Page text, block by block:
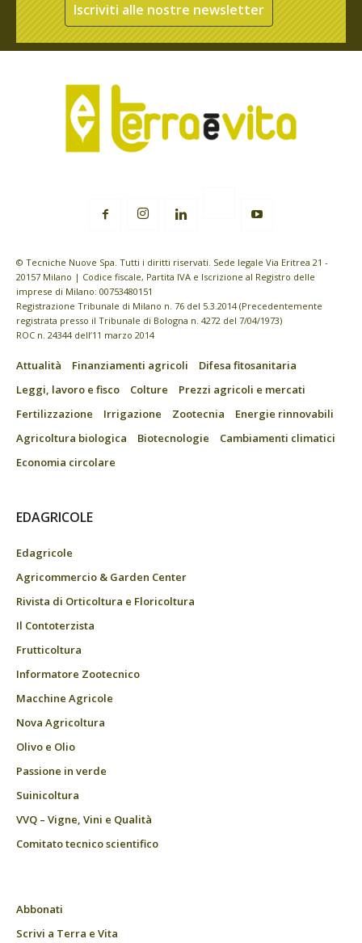
Iscriviti alle nostre newsletter
© Tecniche Nuove Spa. Tutti i diritti riservati. Sede legale Via Eritrea 21 -
20157 Milano | Codice fiscale, Partita IVA e Iscrizione al Registro delle
imprese di Milano: 00753480151
Registrazione Tribunale di Milano n. 76 del 5.3.2014 (Precedentemente
registrata presso il Tribunale di Bologna n. 4272 del 7/04/1973)
ROC n. 24344 dell’11 marzo 2014
Attualità Finanziamenti agricoli
Difesa fitosanitaria
Leggi, lavoro e fisco
Colture
Prezzi agricoli e mercati
Fertilizzazione
Irrigazione Zootecnia
Energie rinnovabili
Agricoltura biologica
Biotecnologie
Cambiamenti climatici
Economia circolare
EDAGRICOLE
Edagricole
Agricommercio & Garden Center
Rivista di Orticoltura e Floricoltura
Il Contoterzista
Frutticoltura
Informatore Zootecnico
Macchine Agricole
Nova Agricoltura
Olivo e Olio
Passione in verde
Suinicoltura
VVQ – Vigne, Vini e Qualità
Comitato tecnico scientifico
Abbonati
Scrivi a Terra e Vita